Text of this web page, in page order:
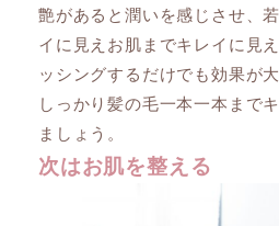
艶があると潤いを感じさせ、
イに見えお肌までキレイに見
ッシングするだけでも効果が
しっかり髪の毛一本一本まで
ましょう。
次はお肌を整える